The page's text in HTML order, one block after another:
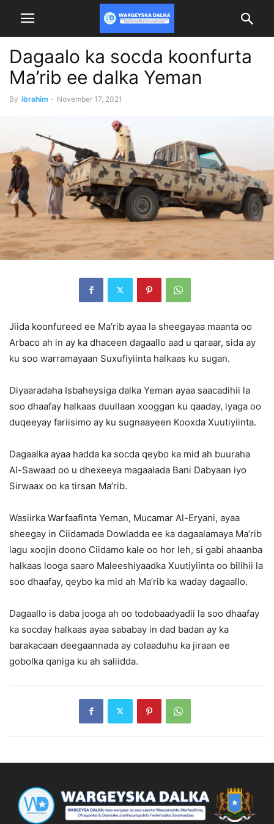
Dagaalo ka socda koonfurta
Ma’rib ee dalka Yeman
By ibrahim - November 17, 2021
Jiida koonfureed ee Ma’rib ayaa la sheegayaa maanta oo
Arbaco ah in ay ka dhaceen dagaallo aad u qaraar, sida ay
ku soo warramayaan Suxufiyiinta halkaas ku sugan.
Diyaaradaha Isbaheysiga dalka Yeman ayaa saacadihii la
soo dhaafay halkaas duullaan xooggan ku qaaday, iyaga oo
duqeeyay fariisimo ay ku sugnaayeen Kooxda Xuutiyiinta.
Dagaalka ayaa hadda ka socda qeybo ka mid ah buuraha
Al-Sawaad ​​oo u dhexeeya magaalada Bani Dabyaan iyo
Sirwaax oo ka tirsan Ma’rib.
Wasiirka Warfaafinta Yeman, Mucamar Al-Eryani, ayaa
sheegay in Ciidamada Dowladda ee ka dagaalamaya Ma’rib
lagu xoojin doono Ciidamo kale oo hor leh, si gabi ahaanba
halkaas looga saaro Maleeshiyaadka Xuutiyiinta oo bilihii la
soo dhaafay, qeybo ka mid ah Ma’rib ka waday dagaallo.
Dagaallo is daba jooga ah oo todobaadyadii la soo dhaafay
ka socday halkaas ayaa sababay in dad badan ay ka
barakacaan deegaannada ay colaaduhu ka jiraan ee
gobolka qaniga ku ah saliidda.